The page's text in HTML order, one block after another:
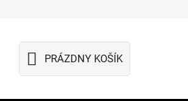
NÁKUPNÝ
PRÁZDNY KOŠÍK